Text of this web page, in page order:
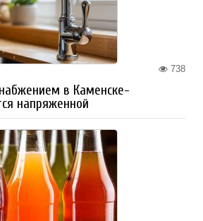
738
в Каменске-
напряженной